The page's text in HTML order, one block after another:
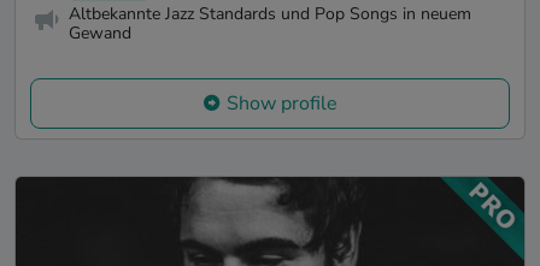
Altbekannte Jazz Standards und Pop Songs in neuem
Gewand
Show profile